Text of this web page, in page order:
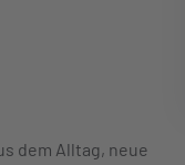
dem Alltag, neue